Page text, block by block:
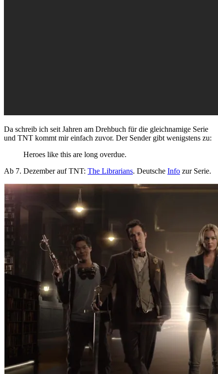
Da schreib ich seit Jahren am Drehbuch für die gleichnamige Serie
und TNT kommt mir einfach zuvor. Der Sender gibt wenigstens zu:
Heroes like this are long overdue.
Ab 7. Dezember auf TNT: The Librarians. Deutsche Info zur Serie.